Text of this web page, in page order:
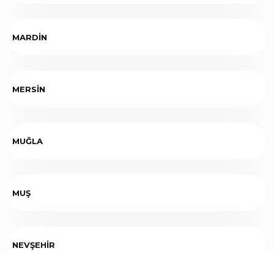
MARDİN
MERSİN
MUĞLA
MUŞ
NEVŞEHİR